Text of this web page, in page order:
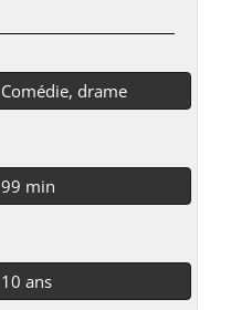
Comédie, drame
99 min
10 ans